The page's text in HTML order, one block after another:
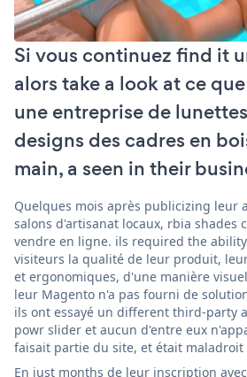
Si vous continuez find it
alors take a look at ce
une entreprise de
designs des cadres en
main, a seen in their
Quelques mois après publicizing leur
salons d'artisanat locaux, rbia shades
vendre en ligne. ils required the
visiteurs la qualité de leur produit,
et ergonomiques, d'une manière
leur Magento n'a pas fourni de
ils ont essayé un different third-party
powr slider et aucun d'entre eux
faisait partie du site, et était
En just months de leur inscription